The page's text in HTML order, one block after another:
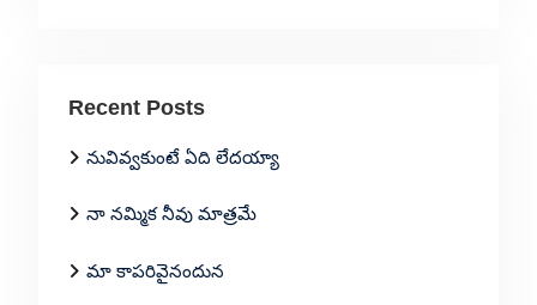
Recent Posts
నువివ్వకుంటే ఏది లేదయ్యా
నా నమ్మిక నీవు మాత్రమే
మా కాపరివైనందున